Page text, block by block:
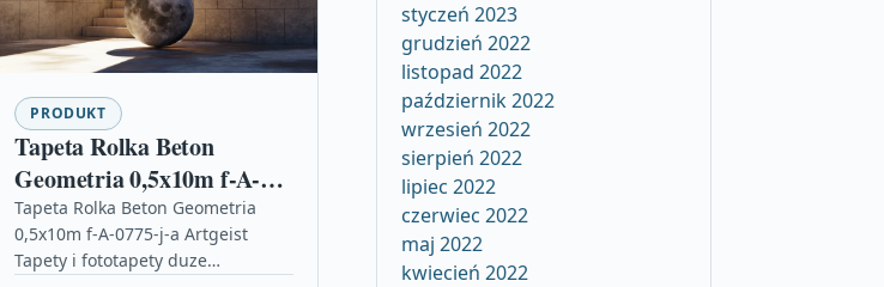
PRODUKT
Tapeta Rolka Beton
Geometria 0,5x10m f-A-
0775-j-a
Tapeta Rolka Beton Geometria
0,5x10m f-A-0775-j-a Artgeist
Tapety i fototapety duze
styczeń 2023
grudzień 2022
listopad 2022
październik 2022
wrzesień 2022
sierpień 2022
lipiec 2022
czerwiec 2022
maj 2022
kwiecień 2022